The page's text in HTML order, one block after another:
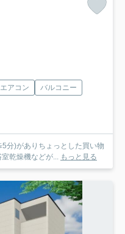
エアコン
バルコニー
分)がありちょっとした買い物
乾燥機などが... もっと見る